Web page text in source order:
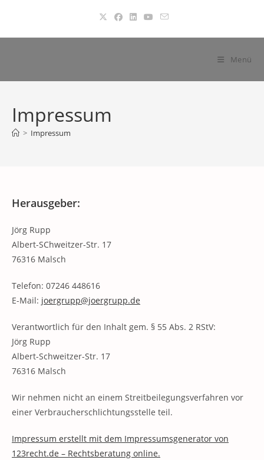
springen
Menü
Impressum
> Impressum
Herausgeber:
Jörg Rupp
Albert-SChweitzer-Str. 17
76316 Malsch
Telefon: 07246 448616
E-Mail: joergrupp@joergrupp.de
Verantwortlich für den Inhalt gem. § 55 Abs. 2 RStV:
Jörg Rupp
Albert-Schweitzer-Str. 17
76316 Malsch
Wir nehmen nicht an einem Streitbeilegungsverfahren vor
einer Verbraucherschlichtungsstelle teil.
Impressum erstellt mit dem Impressumsgenerator von
123recht.de – Rechtsberatung online.